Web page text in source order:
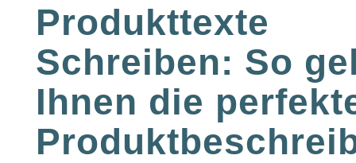
Produkttexte
Schreiben: So
Ihnen die